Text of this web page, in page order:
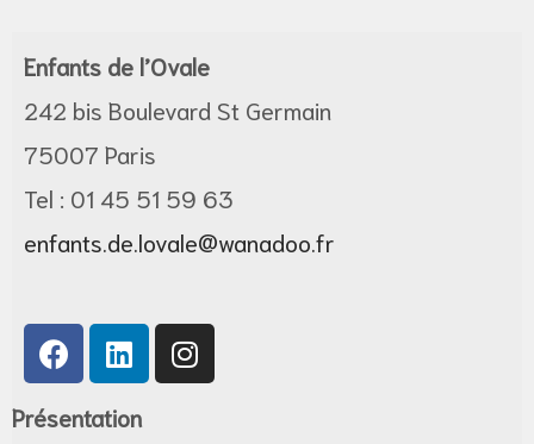
Enfants de l’Ovale
242 bis Boulevard St Germain
75007 Paris
Tel : 01 45 51 59 63
enfants.de.lovale@wanadoo.fr
Présentation
le